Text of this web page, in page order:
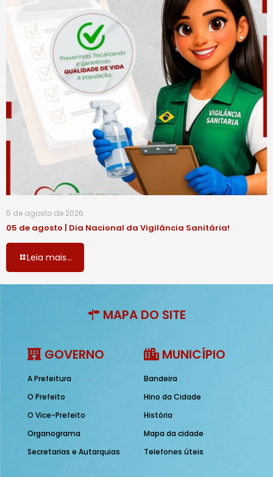
5 de agosto de 2026
05 de agosto | Dia Nacional da Vigilância Sanitária!
Leia mais...
MAPA DO SITE
GOVERNO
A Prefeitura
O Prefeito
O Vice-Prefeito
Organograma
Secretarias e Autarquias
MUNICÍPIO
Bandeira
Hino da Cidade
História
Mapa da cidade
Telefones úteis